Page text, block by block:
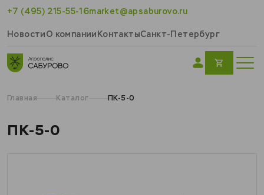
НовостиО компании КонтактыСанкт-Петербург
+7 (495) 215-55-16market@apsaburovo.ru
Главная Каталог ПК-5-0
ПК-5-0